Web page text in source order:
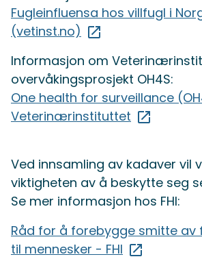
Fugleinfluensa hos villfugl i
(vetinst.no)
Informasjon om
overvåkingsprosjekt OH4S:
One health for surveillance
Veterinærinstituttet
Ved innsamling av kadaver vil
viktigheten av å beskytte seg
Se mer informasjon hos FHI:
Råd for å forebygge smitte av
til mennesker - FHI